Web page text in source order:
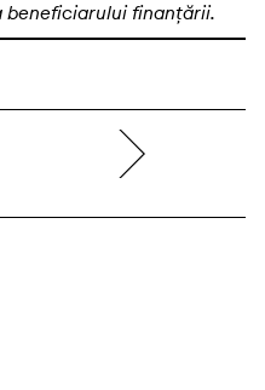
beneficiarului finanțării.